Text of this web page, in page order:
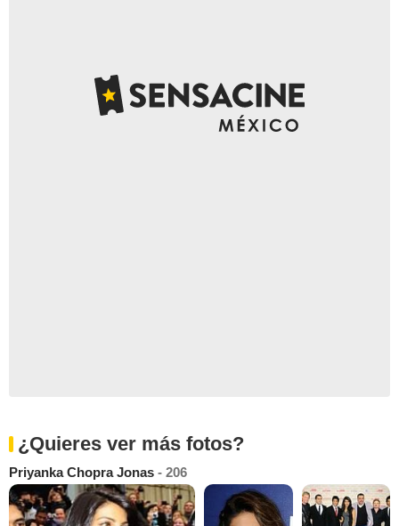
¿Quieres ver más fotos?
Priyanka Chopra Jonas - 206